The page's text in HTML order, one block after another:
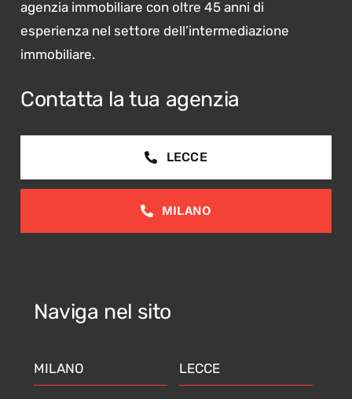
agenzia immobiliare con oltre 45 anni di
esperienza nel settore dell’intermediazione
immobiliare.
Contatta la tua agenzia
LECCE
MILANO
Naviga nel sito
MILANO LECCE